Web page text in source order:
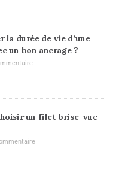
durée de vie d’une
un bon ancrage ?
un filet brise-vue